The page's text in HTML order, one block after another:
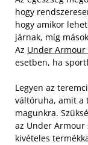
hogy
hogy amikor
járnak, míg
Az Under Armour
esetben, ha
Legyen az
váltóruha, amit a
magunkra.
az Under Armour
kivételes